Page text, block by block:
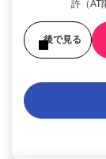
許（AT
後で見る